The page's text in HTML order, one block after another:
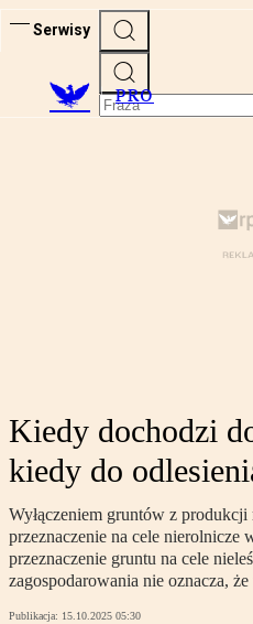
Serwisy
PRO
Kiedy dochodzi
kiedy do
Wyłączeniem gruntów z
przeznaczenie na cele nierolnicze
przeznaczenie gruntu na cele
zagospodarowania nie oznacza,
Publikacja: 15.10.2025 05:30